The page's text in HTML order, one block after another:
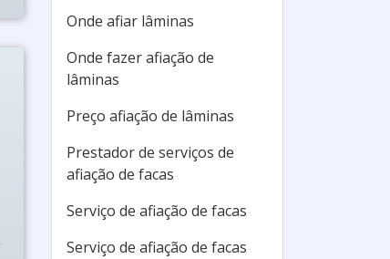
Onde afiar lâminas
Onde fazer afiação de
lâminas
Preço afiação de lâminas
Prestador de serviços de
afiação de facas
Serviço de afiação de facas
Serviço de afiação de facas